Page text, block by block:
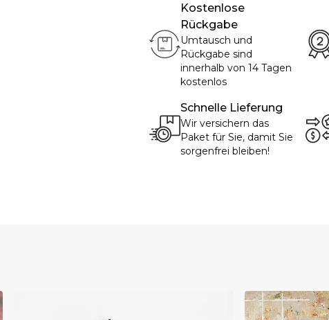
Kostenlose
Rückgabe
Umtausch und
Rückgabe sind
innerhalb von 14 Tagen
kostenlos
Schnelle Lieferung
Wir versichern das
Paket für Sie, damit Sie
sorgenfrei bleiben!